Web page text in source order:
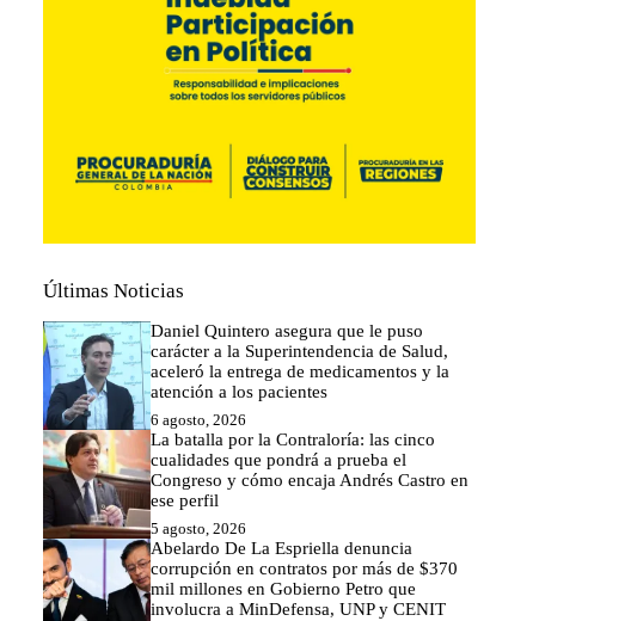
Últimas Noticias
Daniel Quintero asegura que le puso
carácter a la Superintendencia de Salud,
aceleró la entrega de medicamentos y la
atención a los pacientes
6 agosto, 2026
La batalla por la Contraloría: las cinco
cualidades que pondrá a prueba el
Congreso y cómo encaja Andrés Castro en
ese perfil
5 agosto, 2026
Abelardo De La Espriella denuncia
corrupción en contratos por más de $370
mil millones en Gobierno Petro que
involucra a MinDefensa, UNP y CENIT